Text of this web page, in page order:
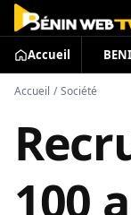
Accueil
Accueil / Société
100